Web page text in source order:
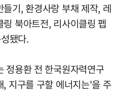
기, 환경사랑 부채 제작, 레
북아트전, 리사이클링 펩
됐다.
정용환 전 한국원자력연구
지구를 구할 에너지는'을 주